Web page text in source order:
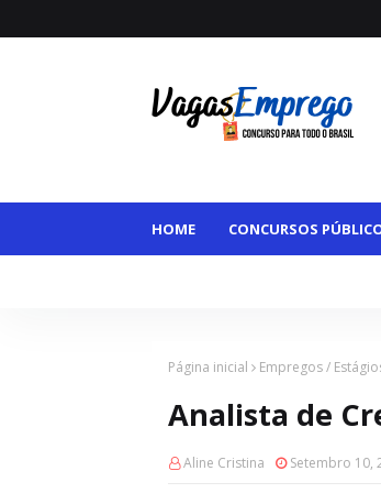
HOME CONCURSOS
Página inicial Empregos /
Analista de
Aline Cristina Setembro 10,